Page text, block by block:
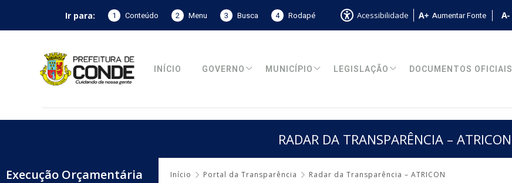
Ir para: 1 Conteúdo 2 Menu 3 Busca 4 Rodapé Acessibilidade Aumentar Fonte
INÍCIO GOVERNO MUNICÍPIO LEGISLAÇÃO DOCUMENTOS OFICIAIS
RADAR DA TRANSPARÊNCIA – ATRICON
Início Portal da Transparência Radar da Transparência – ATRICON
Execução Orçamentária